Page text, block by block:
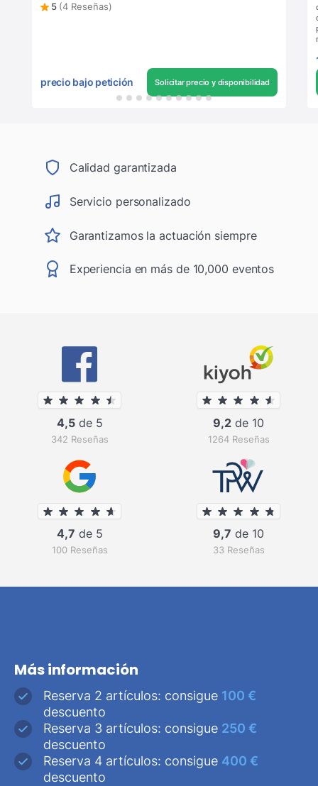
5 (4 Reseñas)
precio bajo petición Solicitar precio y disponibilidad
Calidad garantizada
Servicio personalizado
Garantizamos la actuación siempre
Experiencia en más de 10,000 eventos
4,5de 5
342 Reseñas
9,2 de 10
1264 Reseñas
4,7 de 5
100 Reseñas
9,7 de 10
33 Reseñas
Más información
Reserva 2 artículos: consigue 100 €
descuento
Reserva 3 artículos: consigue 250 €
descuento
Reserva 4 artículos: consigue 400 €
descuento